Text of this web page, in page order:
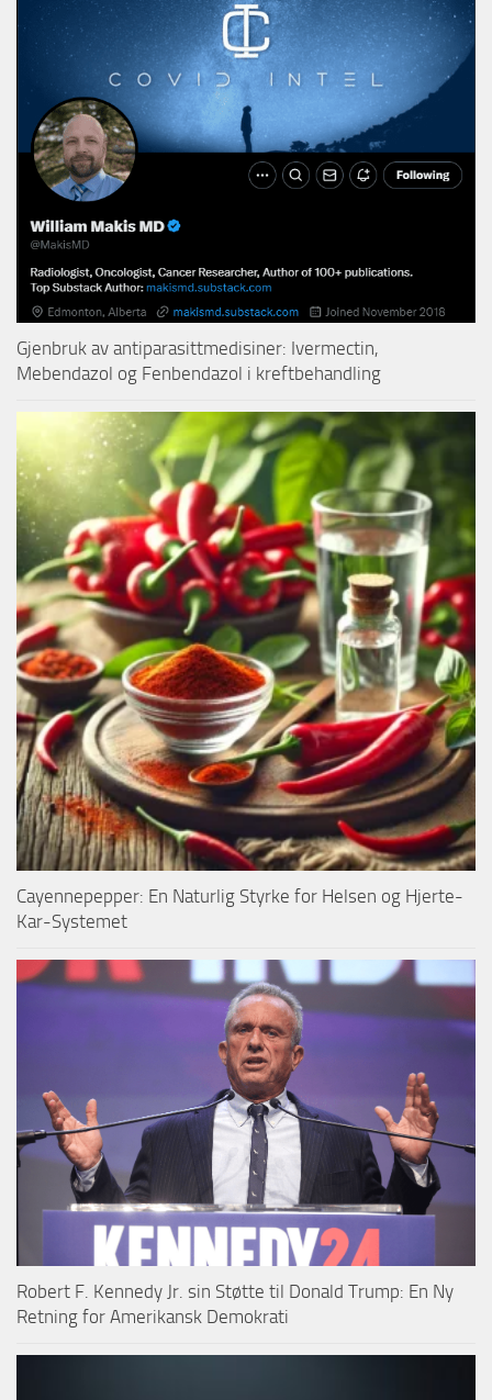
Gjenbruk av antiparasittmedisiner: Ivermectin,
Mebendazol og Fenbendazol i kreftbehandling
Cayennepepper: En Naturlig Styrke for Helsen og Hjerte-
Kar-Systemet
Robert F. Kennedy Jr. sin Støtte til Donald Trump: En Ny
Retning for Amerikansk Demokrati